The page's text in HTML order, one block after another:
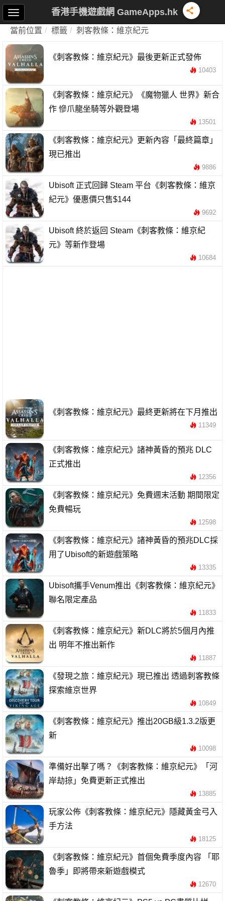
香港手機遊戲網 GameApps.hk
當前位置 標籤 刺客教條：維京紀元
《刺客教條：維京紀元》最後更新正式發佈
10403
《刺客教條：維京紀元》《魔物獵人 世界》新合
作 慘爪龍坐騎等外觀登場
13501
《刺客教條：維京紀元》更新內容「最終篇章」
現已推出
9886
Ubisoft 正式回歸 Steam 平台《刺客教條：維京
紀元》優惠價只售$144
9692
Ubisoft 終於返回 Steam《刺客教條：維京紀
元》等新作登場
10684
《刺客教條：維京紀元》最終更新將在下月推出
11349
《刺客教條：維京紀元》諸神黃昏的預兆 DLC
正式推出
12356
《刺客教條：維京紀元》免費週末活動 期間限定
免費暢玩
12598
《刺客教條：維京紀元》諸神黃昏的預兆DLC採
用了Ubisoft的新遊戲策略
13335
Ubisoft攜手Venum推出《刺客教條：維京紀元》
聯名限定產品
11833
《刺客教條：維京紀元》新DLC將於5個月內推
出 明年不推出新作
11887
《發現之旅：維京紀元》現已推出 透過刺客教條
探索維京世界
10849
《刺客教條：維京紀元》推出20GB級1.3.2版更
新
10098
準備好出擊了嗎？《刺客教條：維京紀元》「河
岸劫掠」免費更新正式推出
13885
玩家公佈《刺客教條：維京紀元》隱藏黃金弓入
手方法
18125
《刺客教條：維京紀元》首個免費季度內容 「耶
魯季」即將帶來新遊戲模式
12670